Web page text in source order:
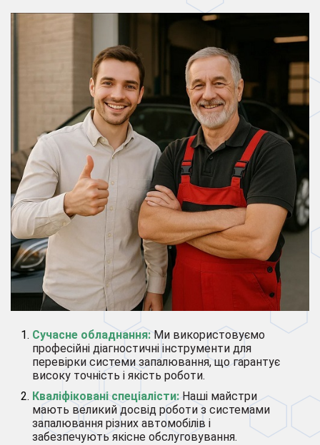
Сучасне обладнання:Ми використовуємо
професійні діагностичні інструменти для
перевірки системи запалювання, що гарантує
високу точність і якість роботи.
Кваліфіковані спеціалісти:Наші майстри
мають великий досвід роботи з системами
запалювання різних автомобілів і
забезпечують якісне обслуговування.